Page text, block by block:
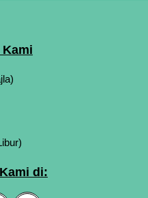
di: